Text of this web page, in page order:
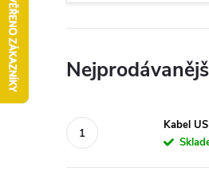
Kabel